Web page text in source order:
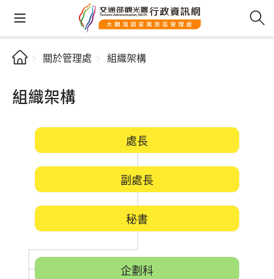
關於管理處 組織架構
組織架構
處長
副處長
秘書
企劃科